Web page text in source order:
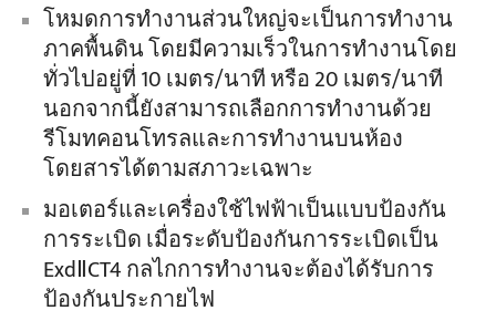
โหมดการทำงานส่วนใหญ่จะเป็นการทำงาน
ภาคพื้นดิน โดยมีความเร็วในการทำงานโดย
ทั่วไปอยู่ที่ 10 เมตร/นาที หรือ 20 เมตร/นาที
นอกจากนี้ยังสามารถเลือกการทำงานด้วย
รีโมทคอนโทรลและการทำงานบนห้อง
โดยสารได้ตามสภาวะเฉพาะ
มอเตอร์และเครื่องใช้ไฟฟ้าเป็นแบบป้องกัน
การระเบิด เมื่อระดับป้องกันการระเบิดเป็น
ExdⅡCT4 กลไกการทำงานจะต้องได้รับการ
ป้องกันประกายไฟ